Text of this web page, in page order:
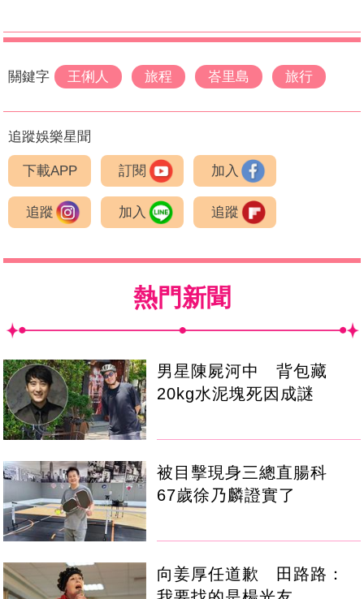
關鍵字 王俐人 旅程 峇里島 旅行
追蹤娛樂星聞
下載APP 訂閱 加入
追蹤 加入 追蹤
熱門新聞
男星陳屍河中 背包藏
20kg水泥塊死因成謎
被目擊現身三總直腸科
67歲徐乃麟證實了
向姜厚任道歉 田路路：